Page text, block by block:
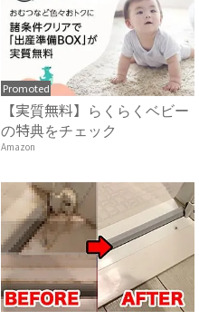
Promoted
【実質無料】らくらくベビー
の特典をチェック
Amazon